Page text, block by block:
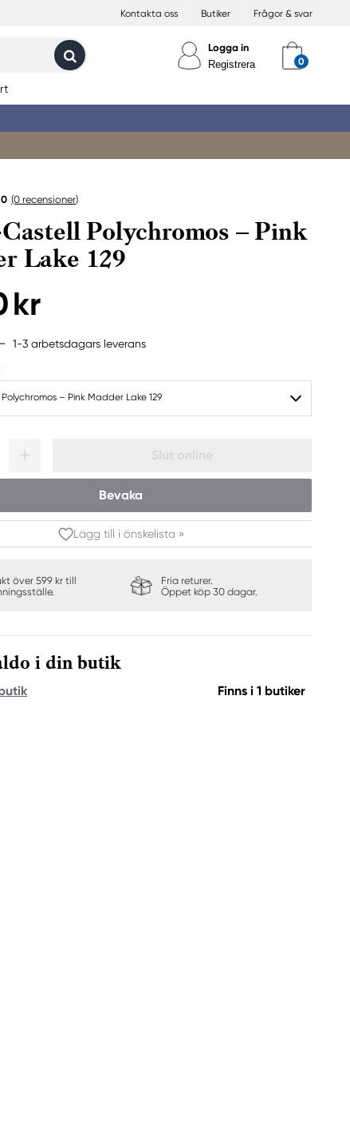
Kontakta oss Butiker Frågor & svar
Logga in
Registrera
0 (0 recensioner)
Polychromos – Pink
Lake 129
kr
1-3 arbetsdagars leverans
– Pink Madder Lake 129
Slut online
Bevaka
Lägg till i önskelista »
över 599 kr till
Fria returer.
Öppet köp 30 dagar.
i din butik
Finns i 1 butiker